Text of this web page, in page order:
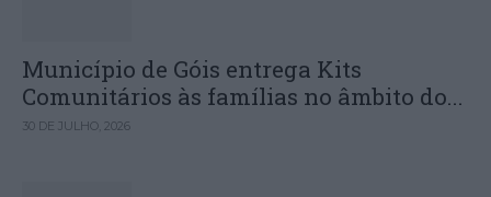
Município de Góis entrega Kits
Comunitários às famílias no âmbito do...
30 DE JULHO, 2026